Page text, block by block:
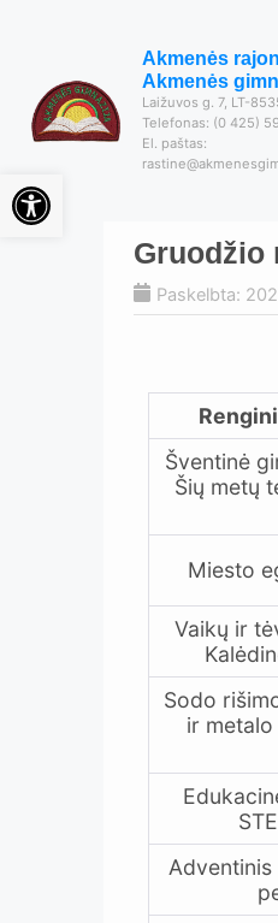
Akmenės
Akmenės
Laižuvos g. 7, LT-
Telefonas: (0 425)
El. paštas:
Gruodžio
Paskelbta:
Šventinė
Šių metų
Miesto
Vaikų ir
Sodo
ir
Adventinis
Open toolbar